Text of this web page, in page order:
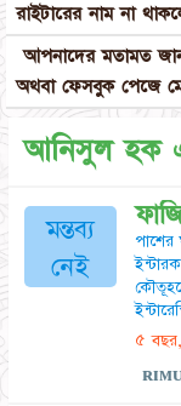
রাইটারের নাম না
আপনাদের মতামত
অথবা ফেসবুক পেজে
আনিসুল হক
মন্তব্য
নেই
পাশের
৫